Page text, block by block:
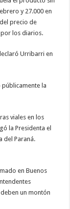
y 27.000 en
precio de
los diarios.
Urribarri en
públicamente la
viales en los
la Presidenta el
del Paraná.
en Buenos
un montón